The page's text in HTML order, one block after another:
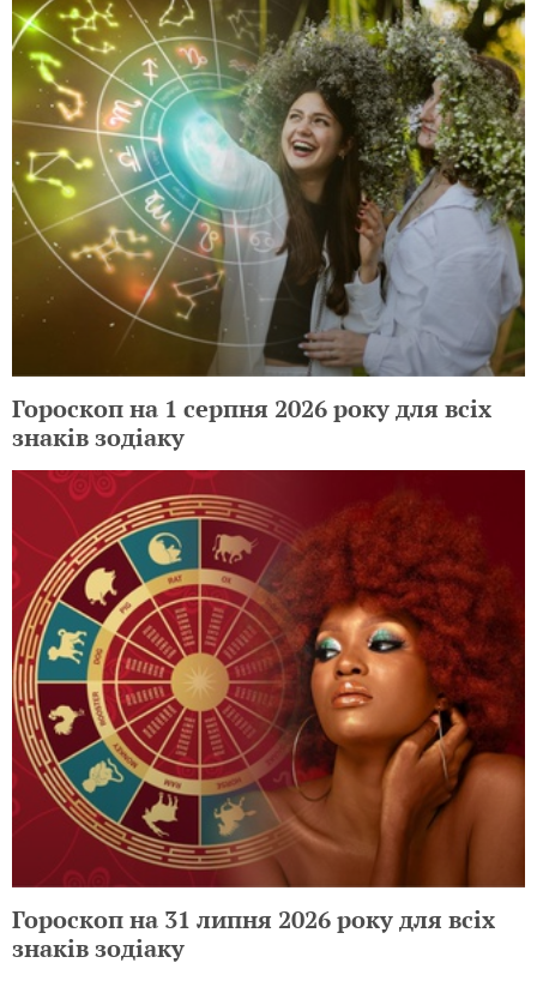
Гороскоп на 1 серпня 2026 року для всіх
знаків зодіаку
Гороскоп на 31 липня 2026 року для всіх
знаків зодіаку